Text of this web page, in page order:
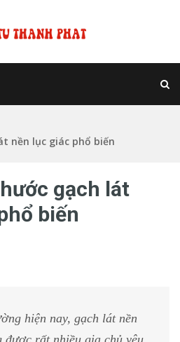
nền lục giác phổ biến
gạch lát
biến
hiện nay, gạch lát nền
được rất nhiều gia chủ yêu